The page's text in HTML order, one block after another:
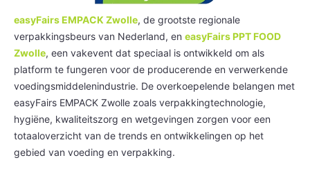
easyFairs EMPACK Zwolle, de grootste regionale
verpakkingsbeurs van Nederland, en easyFairs PPT FOOD
Zwolle, een vakevent dat speciaal is ontwikkeld om als
platform te fungeren voor de producerende en verwerkende
voedingsmiddelenindustrie. De overkoepelende belangen met
easyFairs EMPACK Zwolle zoals verpakkingtechnologie,
hygiëne, kwaliteitszorg en wetgevingen zorgen voor een
totaaloverzicht van de trends en ontwikkelingen op het
gebied van voeding en verpakking.